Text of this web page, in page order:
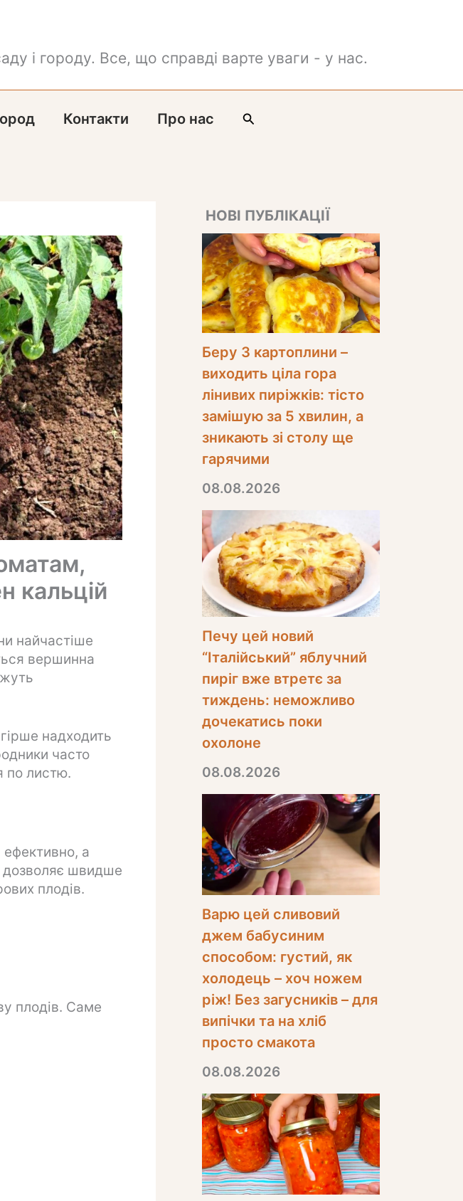
і городу. Все, що справді варте уваги - у нас.
Контакти Про нас Пошук
кальцій
найчастіше
вершинна
надходить
часто
по листю.
а
дозволяє швидше
плодів.
плодів. Саме
НОВІ ПУБЛІКАЦІЇ
Беру 3 картоплини –
виходить ціла гора
лінивих пиріжків: тісто
замішую за 5 хвилин, а
зникають зі столу ще
гарячими
08.08.2026
Печу цей новий
“Італійський” яблучний
пиріг вже втретє за
тиждень: неможливо
дочекатись поки
охолоне
08.08.2026
Варю цей сливовий
джем бабусиним
способом: густий, як
холодець – хоч ножем
ріж! Без загусників – для
випічки та на хліб
просто смакота
08.08.2026